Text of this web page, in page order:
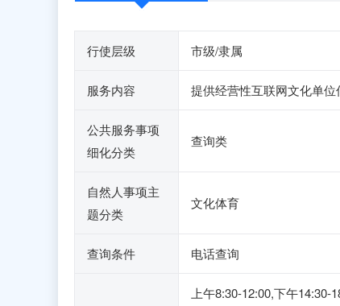
行使层级 市级/隶属
服务内容 提供经营性互联网文化单位
公共服务事项
细化分类
查询类
自然人事项主
题分类
文化体育
查询条件 电话查询
上午8:30-12:00,下午14:30-